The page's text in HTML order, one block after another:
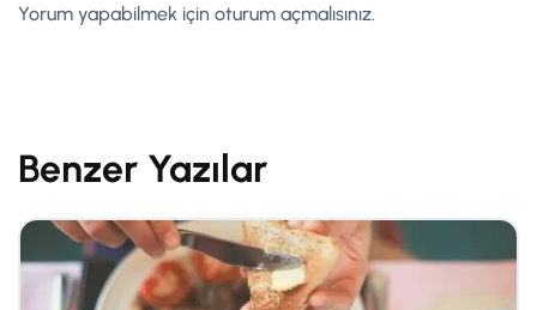
Yorum yapabilmek için oturum açmalısınız.
Benzer Yazılar